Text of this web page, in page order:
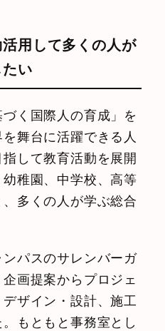
用して多くの人が
い
く国際人の育成」を
舞台に活躍できる人
して教育活動を展開
稚園、中学校、高等
多くの人が学ぶ総合
パスのサレンバーガ
画提案からプロジェ
ザイン・設計、施工
もともと事務室とし